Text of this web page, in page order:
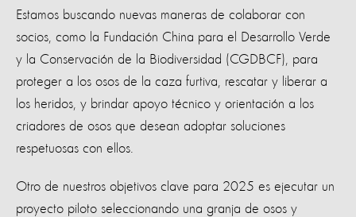
Estamos buscando nuevas maneras de colaborar con
socios, como la Fundación China para el Desarrollo Verde
y la Conservación de la Biodiversidad (CGDBCF), para
proteger a los osos de la caza furtiva, rescatar y liberar a
los heridos, y brindar apoyo técnico y orientación a los
criadores de osos que desean adoptar soluciones
respetuosas con ellos.
Otro de nuestros objetivos clave para 2025 es ejecutar un
proyecto piloto seleccionando una granja de osos y